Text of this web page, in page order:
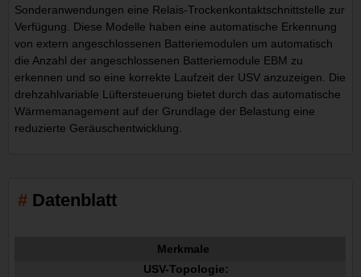
Sonderanwendungen eine Relais-Trockenkontaktschnittstelle zur
Verfügung. Diese Modelle haben eine automatische Erkennung
von extern angeschlossenen Batteriemodulen um automatisch
die Anzahl der angeschlossenen Batteriemodule EBM zu
erkennen und so eine korrekte Laufzeit der USV anzuzeigen. Die
drehzahlvariable Lüftersteuerung bietet durch das automatische
Wärmemanagement auf der Grundlage der Belastung eine
reduzierte Geräuschentwicklung.
Datenblatt
Merkmale
USV-Topologie: